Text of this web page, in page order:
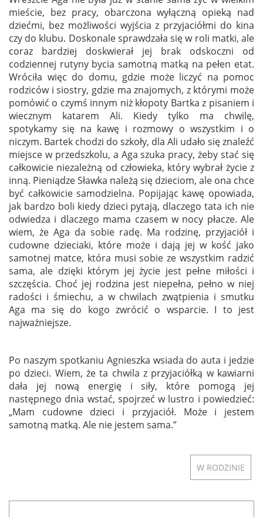
mieście, bez pracy, obarczona wyłączną opieką nad
dziećmi, bez możliwości wyjścia z przyjaciółmi do kina
czy do klubu. Doskonale sprawdzała się w roli matki, ale
coraz bardziej doskwierał jej brak odskoczni od
codziennej rutyny bycia samotną matką na pełen etat.
Wróciła więc do domu, gdzie może liczyć na pomoc
rodziców i siostry, gdzie ma znajomych, z którymi może
pomówić o czymś innym niż kłopoty Bartka z pisaniem i
wiecznym katarem Ali. Kiedy tylko ma chwilę,
spotykamy się na kawę i rozmowy o wszystkim i o
niczym. Bartek chodzi do szkoły, dla Ali udało się znaleźć
miejsce w przedszkolu, a Aga szuka pracy, żeby stać się
całkowicie niezależną od człowieka, który wybrał życie z
inną. Pieniądze Sławka należą się dzieciom, ale ona chce
być całkowicie samodzielna. Popijając kawę opowiada,
jak bardzo boli kiedy dzieci pytają, dlaczego tata ich nie
odwiedza i dlaczego mama czasem w nocy płacze. Ale
wiem, że Aga da sobie radę. Ma rodzinę, przyjaciół i
cudowne dzieciaki, które może i dają jej w kość jako
samotnej matce, która musi sobie ze wszystkim radzić
sama, ale dzięki którym jej życie jest pełne miłości i
szczęścia. Choć jej rodzina jest niepełna, pełno w niej
radości i śmiechu, a w chwilach zwątpienia i smutku
Aga ma się do kogo zwrócić o wsparcie. I to jest
najważniejsze.
Po naszym spotkaniu Agnieszka wsiada do auta i jedzie
po dzieci. Wiem, że ta chwila z przyjaciółką w kawiarni
dała jej nową energię i siły, które pomogą jej
następnego dnia wstać, spojrzeć w lustro i powiedzieć:
„Mam cudowne dzieci i przyjaciół. Może i jestem
samotną matką. Ale nie jestem sama.”
W RODZINIE